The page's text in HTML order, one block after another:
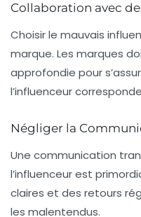
Collaboration avec
Choisir le mauvais
marque. Les marques
approfondie pour
l’influenceur
Négliger la
Une communication
l’influenceur est
claires et des retours
les malentendus.